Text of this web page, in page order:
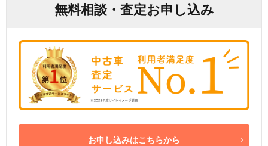
無料相談・査定お申し込み
お申し込みはこちらから